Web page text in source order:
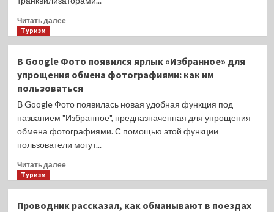
оштрафованы
60’000
руб
за
одно
Читать далееПрочитать
город
Таиланда
захвачен
полицейские
вооружаются
рогатками
пистолетами
с
Туризм
В Google Фото появился ярлык «Избранное» для
упрощения обмена фотографиями: как им
пользоваться
В Google Фото появилась новая удобная функция под
названием "Избранное", предназначенная для упрощения
обмена фотографиями. С помощью этой функции
пользователи могут...
Читать далееПрочитать
Google
Туризм
Проводник рассказал, как обманывают в поездах